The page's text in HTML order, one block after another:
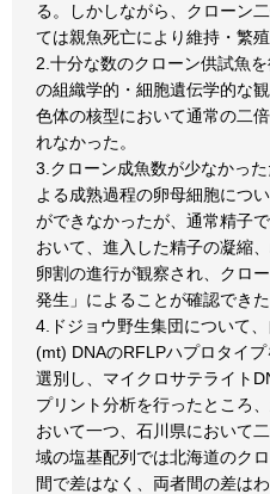
る。しかしながら、クローン
ては親魚死亡により維持・繁
2.十分な数のクローン供試魚
の組織学的・細胞遺伝学的な
色体の核型において通常の二
れなかった。
3.クローン成魚数が少なかっ
よる成熟過程の卵母細胞につ
ができなかったが、通常精子
おいて、進入した精子の凝縮
卵割の進行が観察され、クロ
発生」によることが確認できた
4.ドジョウ野生集団について
(mt) DNAのRFLPハプロタイ
選別し、マイクロサテライト
プリント分析を行ったところ
おいて一つ、石川県において
域の塩基配列では北海道のク
間で差はなく、両者間の差はわ